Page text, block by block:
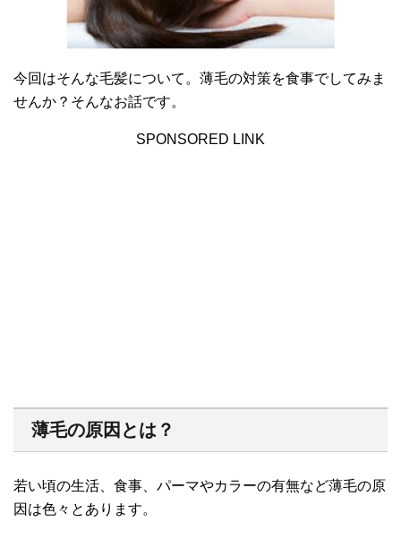
今回はそんな毛髪について。薄毛の対策を食事でしてみま
せんか？そんなお話です。
SPONSORED LINK
薄毛の原因とは？
若い頃の生活、食事、パーマやカラーの有無など薄毛の原
因は色々とあります。